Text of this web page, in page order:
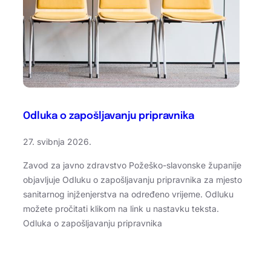
Odluka o zapošljavanju pripravnika
27. svibnja 2026.
Zavod za javno zdravstvo Požeško-slavonske županije
objavljuje Odluku o zapošljavanju pripravnika za mjesto
sanitarnog injženjerstva na određeno vrijeme. Odluku
možete pročitati klikom na link u nastavku teksta.
Odluka o zapošljavanju pripravnika